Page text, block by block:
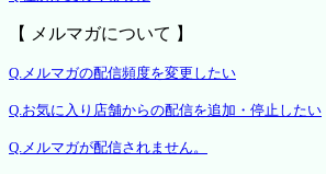
【 メルマガについて 】
Q.メルマガの配信頻度を変更したい
Q.お気に入り店舗からの配信を追加・停止したい
Q.メルマガが配信されません。